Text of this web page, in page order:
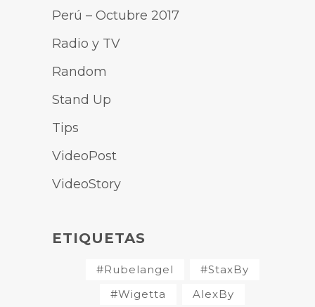
Perú – Octubre 2017
Radio y TV
Random
Stand Up
Tips
VideoPost
VideoStory
ETIQUETAS
#Rubelangel
#StaxBy
#Wigetta
AlexBy